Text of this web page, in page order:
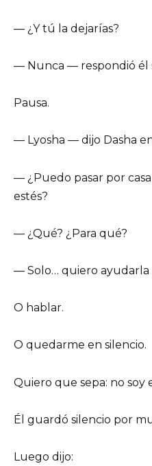
— ¿Y tú la dejarías?
— Nunca — respondió él
Pausa.
— Lyosha — dijo Dasha
— ¿Puedo pasar por
estés?
— ¿Qué? ¿Para qué?
— Solo… quiero ayudarla
O hablar.
O quedarme en silencio.
Quiero que sepa: no soy
Él guardó silencio por
Luego dijo: